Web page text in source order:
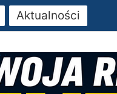
Aktualności